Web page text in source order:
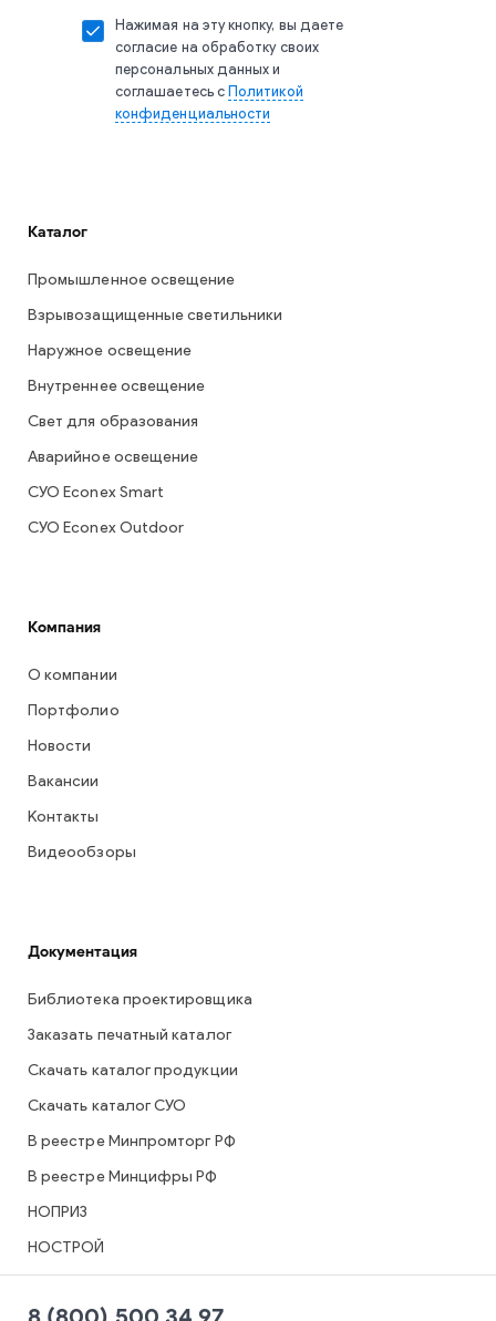
Нажимая на эту кнопку, вы даете
согласие на обработку своих
персональных данных и
соглашаетесь с Политикой
конфиденциальности
Каталог
Промышленное освещение
Взрывозащищенные светильники
Наружное освещение
Внутреннее освещение
Свет для образования
Аварийное освещение
СУО Econex Smart
СУО Econex Outdoor
Компания
О компании
Портфолио
Новости
Вакансии
Контакты
Видеообзоры
Документация
Библиотека проектировщика
Заказать печатный каталог
Скачать каталог продукции
Скачать каталог СУО
В реестре Минпромторг РФ
В реестре Минцифры РФ
НОПРИЗ
НОСТРОЙ